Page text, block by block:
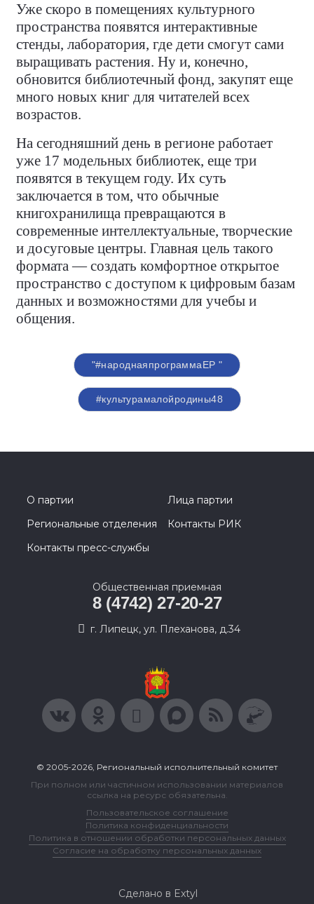
Уже скоро в помещениях культурного
пространства появятся интерактивные
стенды, лаборатория, где дети смогут сами
выращивать растения. Ну и, конечно,
обновится библиотечный фонд, закупят еще
много новых книг для читателей всех
возрастов.
На сегодняшний день в регионе работает
уже 17 модельных библиотек, еще три
появятся в текущем году. Их суть
заключается в том, что обычные
книгохранилища превращаются в
современные интеллектуальные, творческие
и досуговые центры. Главная цель такого
формата — создать комфортное открытое
пространство с доступом к цифровым базам
данных и возможностями для учебы и
общения.
"#народнаяпрограммаЕР "
#культурамалойродины48
О партии
Лица партии
Региональные отделения
Контакты РИК
Контакты пресс-службы
Общественная приемная
8 (4742) 27-20-27
г. Липецк, ул. Плеханова, д.34
© 2005-2026, Региональный исполнительный комитет
При полном или частичном использовании материалов
ссылка на ресурс обязательна.
Пользовательское соглашение
Политика конфиденциальности
Политика в отношении обработки персональных данных
Согласие на обработку персональных данных
Сделано в Extyl